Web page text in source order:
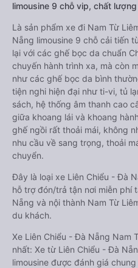
limousine 9 chỗ vip, chất
Là sản phẩm xe đi Nam Từ
Nẵng limousine 9 chỗ cải tiến
lại với các ghế bọc da chuẩn
chuyến hành trình xa, mà còn
như các ghế bọc da bình
tiện nghi hiện đại như ti-vi, tủ
sách, hệ thống âm thanh cao
giữa khoang lái và khoang
ghế ngồi rất thoải mái, không
nhu cầu về sang trọng, thoải
chuyển.
Đây là loại xe Liên Chiểu - Đà
hỗ trợ đón/trả tận nơi miễn phí
Nẵng và nội thành Nam Từ
du khách.
Xe Liên Chiểu - Đà Nẵng Nam
nhất: Xe từ Liên Chiểu - Đà
limousine được đánh giá